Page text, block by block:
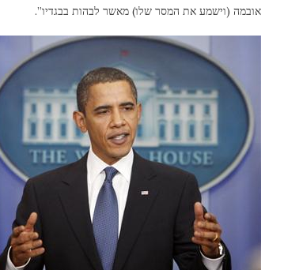
אובמה (וישמע את המסר שלו) מאשר לבהות בבגדיו”.